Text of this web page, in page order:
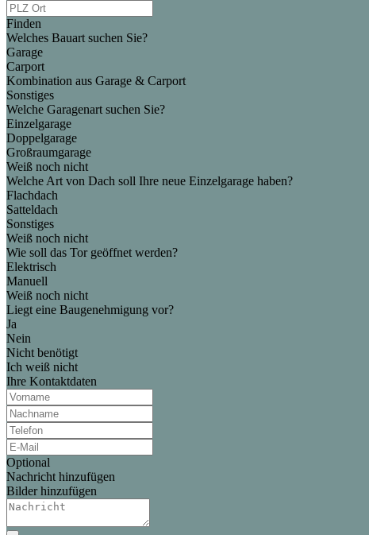
Finden
Welches Bauart suchen Sie?
Garage
Carport
Kombination aus Garage & Carport
Sonstiges
Welche Garagenart suchen Sie?
Einzelgarage
Doppelgarage
Großraumgarage
Weiß noch nicht
Welche Art von Dach soll Ihre neue Einzelgarage haben?
Flachdach
Satteldach
Sonstiges
Weiß noch nicht
Wie soll das Tor geöffnet werden?
Elektrisch
Manuell
Weiß noch nicht
Liegt eine Baugenehmigung vor?
Ja
Nein
Nicht benötigt
Ich weiß nicht
Ihre Kontaktdaten
Optional
Nachricht hinzufügen
Bilder hinzufügen